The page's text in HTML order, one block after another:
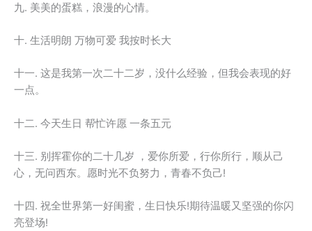
九. 美美的蛋糕，浪漫的心情。
十. 生活明朗 万物可爱 我按时长大
十一. 这是我第一次二十二岁，没什么经验，但我会表现的好
一点。
十二. 今天生日 帮忙许愿 一条五元
十三. 别挥霍你的二十几岁 ，爱你所爱，行你所行，顺从己
心，无问西东。愿时光不负努力，青春不负己!
十四. 祝全世界第一好闺蜜，生日快乐!期待温暖又坚强的你闪
亮登场!